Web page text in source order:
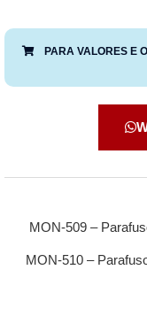
PARA VALORES E
MON-509 –
MON-510 –